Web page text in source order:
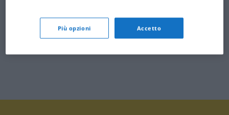
Cholesterinspiegel
Cremeseife ...
Cyberspace
Più opzioni Accetto